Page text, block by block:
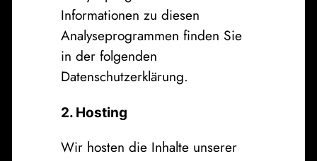
Informationen zu diesen
Analyseprogrammen finden Sie
in der folgenden
Datenschutzerklärung.
2. Hosting
Wir hosten die Inhalte unserer